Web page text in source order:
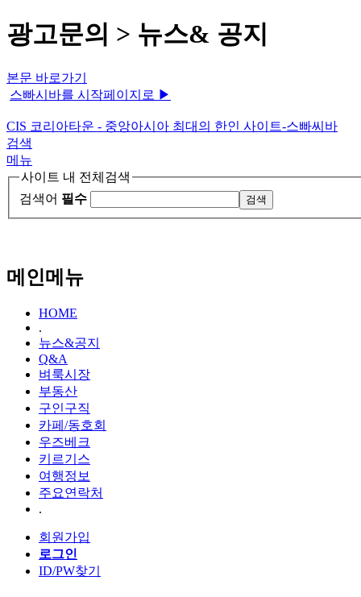
광고문의 > 뉴스& 공지
본문 바로가기
스빠시바를 시작페이지로 ▶
CIS 코리아타운 - 중앙아시아 최대의 한인 사이트-스빠씨바
검색
메뉴
사이트 내 전체검색
검색어 필수
메인메뉴
HOME
.
뉴스&공지
Q&A
벼룩시장
부동산
구인구직
카페/동호회
우즈베크
키르기스
여행정보
주요연락처
.
회원가입
로그인
ID/PW찾기